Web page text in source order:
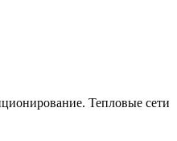
Тепловые сети